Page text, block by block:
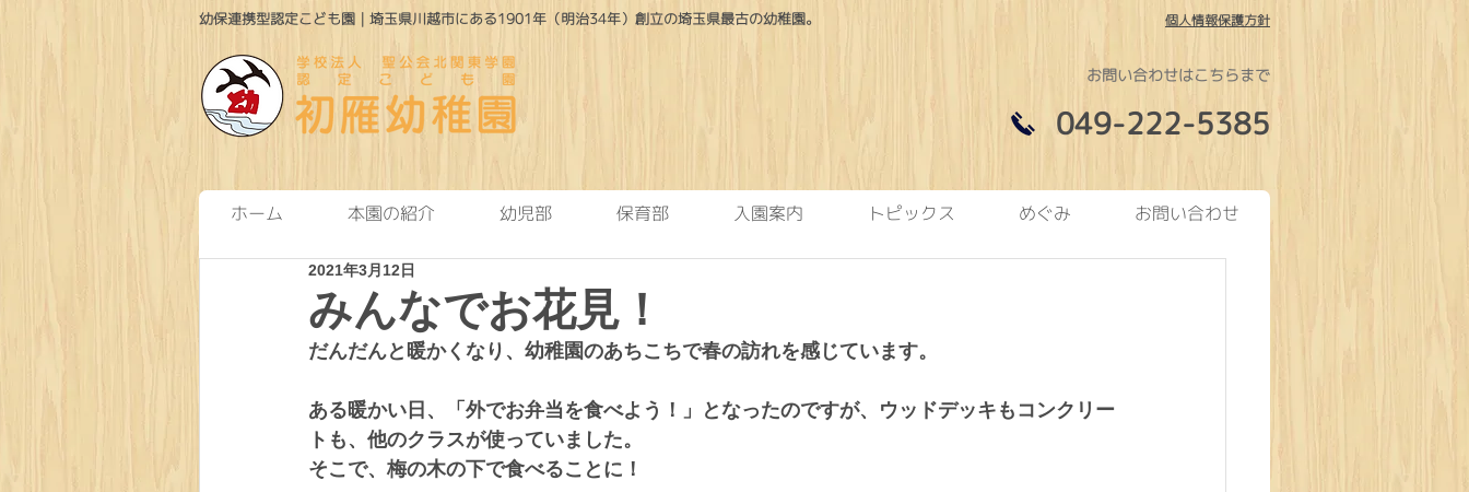
幼保連携型認定こども園｜埼玉県川越市にある1901年（明治34年）創立の埼玉県最古の幼稚園。 個人情報保護方針
お問い合わせはこちらまで
049-222-5385
ホーム 本園の紹介 幼児部 保育部 入園案内 トピックス めぐみ お問い合わせ
みんなでお花見！
2021年3月12日
だんだんと暖かくなり、幼稚園のあちこちで春の訪れを感じています。
ある暖かい日、「外でお弁当を食べよう！」となったのですが、ウッドデッキもコンクリー
トも、他のクラスが使っていました。
そこで、梅の木の下で食べることに！